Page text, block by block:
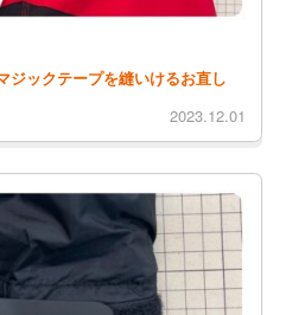
ジックテープを縫いけるお直し
2023.12.01